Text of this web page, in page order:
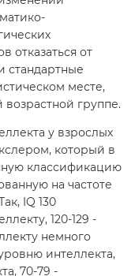
отказаться от
стандартные
месте,
группе.
у взрослых
который в
классификацию
на частоте
IQ 130
120-129 -
немного
интеллекта,
70-79 -